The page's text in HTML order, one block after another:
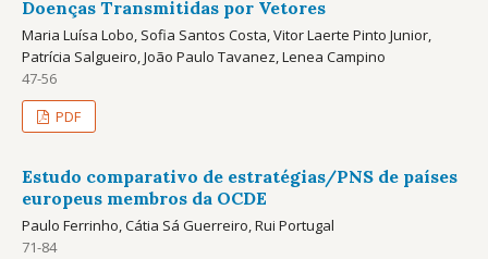
Doenças Transmitidas por Vetores
Maria Luísa Lobo, Sofia Santos Costa, Vitor Laerte Pinto Junior,
Patrícia Salgueiro, João Paulo Tavanez, Lenea Campino
47-56
PDF
Estudo comparativo de estratégias/PNS de países
europeus membros da OCDE
Paulo Ferrinho, Cátia Sá Guerreiro, Rui Portugal
71-84